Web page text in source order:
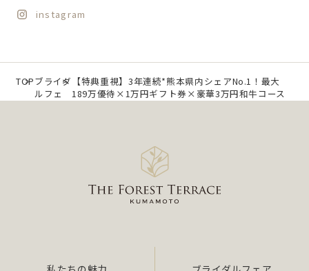
instagram
TOPブライダ
ルフェ
【特典重視】3年連続*熊本県内シェアNo.1！最大
189万優待×1万円ギフト券×豪華3万円和牛コース